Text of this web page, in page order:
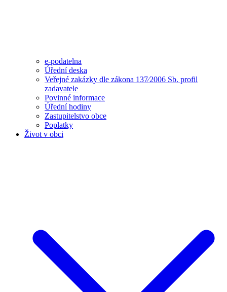
e-podatelna
Úřední deska
Veřejné zakázky dle zákona 137⁄2006 Sb. profil
zadavatele
Povinné informace
Úřední hodiny
Zastupitelstvo obce
Poplatky
Život v obci